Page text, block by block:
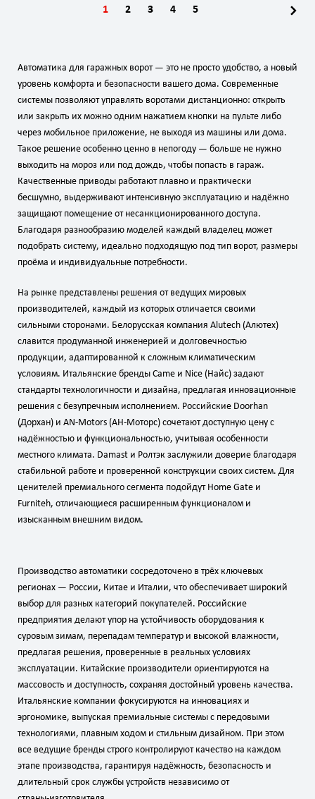
1 2 3 4 5
Автоматика для гаражных ворот — это не просто удобство, а новый
уровень комфорта и безопасности вашего дома. Современные
системы позволяют управлять воротами дистанционно: открыть
или закрыть их можно одним нажатием кнопки на пульте либо
через мобильное приложение, не выходя из машины или дома.
Такое решение особенно ценно в непогоду — больше не нужно
выходить на мороз или под дождь, чтобы попасть в гараж.
Качественные приводы работают плавно и практически
бесшумно, выдерживают интенсивную эксплуатацию и надёжно
защищают помещение от несанкционированного доступа.
Благодаря разнообразию моделей каждый владелец может
подобрать систему, идеально подходящую под тип ворот, размеры
проёма и индивидуальные потребности.
На рынке представлены решения от ведущих мировых
производителей, каждый из которых отличается своими
сильными сторонами. Белорусская компания Alutech (Алютех)
славится продуманной инженерией и долговечностью
продукции, адаптированной к сложным климатическим
условиям. Итальянские бренды Came и Nice (Найс) задают
стандарты технологичности и дизайна, предлагая инновационные
решения с безупречным исполнением. Российские Doorhan
(Дорхан) и AN‑Motors (АН‑Моторс) сочетают доступную цену с
надёжностью и функциональностью, учитывая особенности
местного климата. Damast и Ролтэк заслужили доверие благодаря
стабильной работе и проверенной конструкции своих систем. Для
ценителей премиального сегмента подойдут Home Gate и
Furniteh, отличающиеся расширенным функционалом и
изысканным внешним видом.
Производство автоматики сосредоточено в трёх ключевых
регионах — России, Китае и Италии, что обеспечивает широкий
выбор для разных категорий покупателей. Российские
предприятия делают упор на устойчивость оборудования к
суровым зимам, перепадам температур и высокой влажности,
предлагая решения, проверенные в реальных условиях
эксплуатации. Китайские производители ориентируются на
массовость и доступность, сохраняя достойный уровень качества.
Итальянские компании фокусируются на инновациях и
эргономике, выпуская премиальные системы с передовыми
технологиями, плавным ходом и стильным дизайном. При этом
все ведущие бренды строго контролируют качество на каждом
этапе производства, гарантируя надёжность, безопасность и
длительный срок службы устройств независимо от